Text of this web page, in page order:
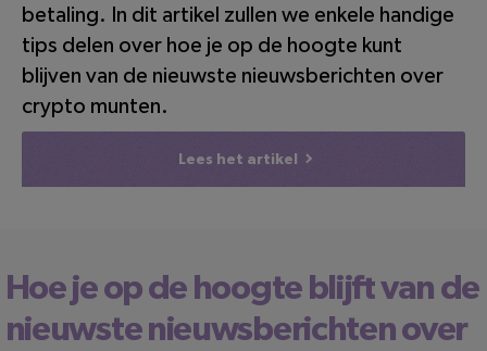
betaling. In dit artikel zullen we enkele handige
tips delen over hoe je op de hoogte kunt
blijven van de nieuwste nieuwsberichten over
crypto munten.
Lees het artikel
Hoe je op de hoogte blijft van de
nieuwste nieuwsberichten over